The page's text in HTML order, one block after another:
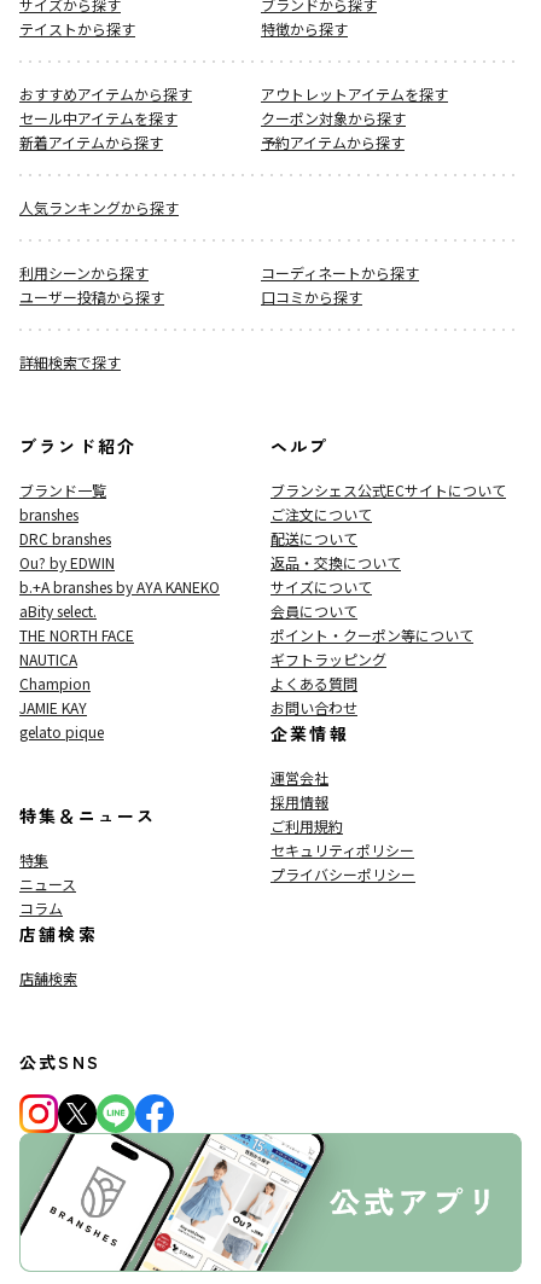
サイズから探す
ブランドから探す
テイストから探す
特徴から探す
おすすめアイテムから探す
アウトレットアイテムを探す
セール中アイテムを探す
クーポン対象から探す
新着アイテムから探す
予約アイテムから探す
人気ランキングから探す
利用シーンから探す
コーディネートから探す
ユーザー投稿から探す
口コミから探す
詳細検索で探す
ブランド紹介
ブランド一覧
branshes
DRC branshes
Ou? by EDWIN
b.+A branshes by AYA KANEKO
aBity select.
THE NORTH FACE
NAUTICA
Champion
JAMIE KAY
gelato pique
特集＆ニュース
特集
ニュース
コラム
店舗検索
店舗検索
ヘルプ
ブランシェス公式ECサイトについて
ご注文について
配送について
返品・交換について
サイズについて
会員について
ポイント・クーポン等について
ギフトラッピング
よくある質問
お問い合わせ
企業情報
運営会社
採用情報
ご利用規約
セキュリティポリシー
プライバシーポリシー
公式SNS